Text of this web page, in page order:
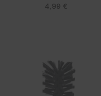
Regulärer
4,99 €